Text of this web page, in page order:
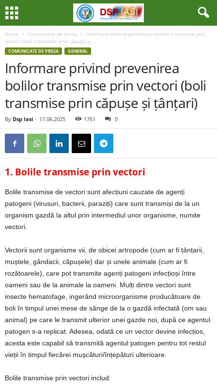
Home Comunicate de presa
Informare privind prevenirea bolilor transmise prin
vectori (boli transmise prin căpușe și...
COMUNICATE DE PRESA GENERAL
Informare privind prevenirea
bolilor transmise prin vectori (boli
transmise prin căpușe și țânțari)
By Dsp Iasi - 17.06.2025 1761 0
1. Bolile transmise prin vectori
Bolile transmise de vectori sunt afecțiuni cauzate de agenți
patogeni (virusuri, bacterii, paraziți) care sunt transmiși de la un
organism gazdă la altul prin intermediul unor organisme, numite
vectori.
Vectorii sunt organisme vii, de obicei artropode (cum ar fi țânțarii,
muștele, gândacii, căpușele) dar și unele animale (cum ar fi
rozătoarele), care pot transmite agenți patogeni infecțioși între
oameni sau de la animale la oameni. Mulți dintre vectori sunt
insecte hematofage, ingerând microorganisme producătoare de
boli în timpul unei mese de sânge de la o gazdă infectată (om sau
animal) pe care le transmit ulterior unei gazde noi, după ce agentul
patogen s-a replicat. Adesea, odată ce un vector devine infecțios,
acesta este capabil să transmită agentul patogen pentru tot restul
vieții în timpul fiecărei mușcături/înțepături ulterioare.
Bolile transmise prin vectori includ: